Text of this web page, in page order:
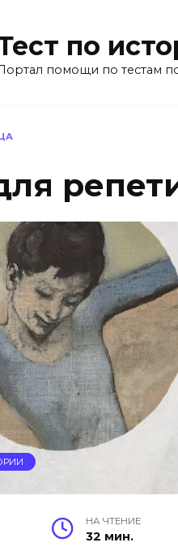
по
помощи по тестам
НА ЧТЕНИЕ
32 мин.